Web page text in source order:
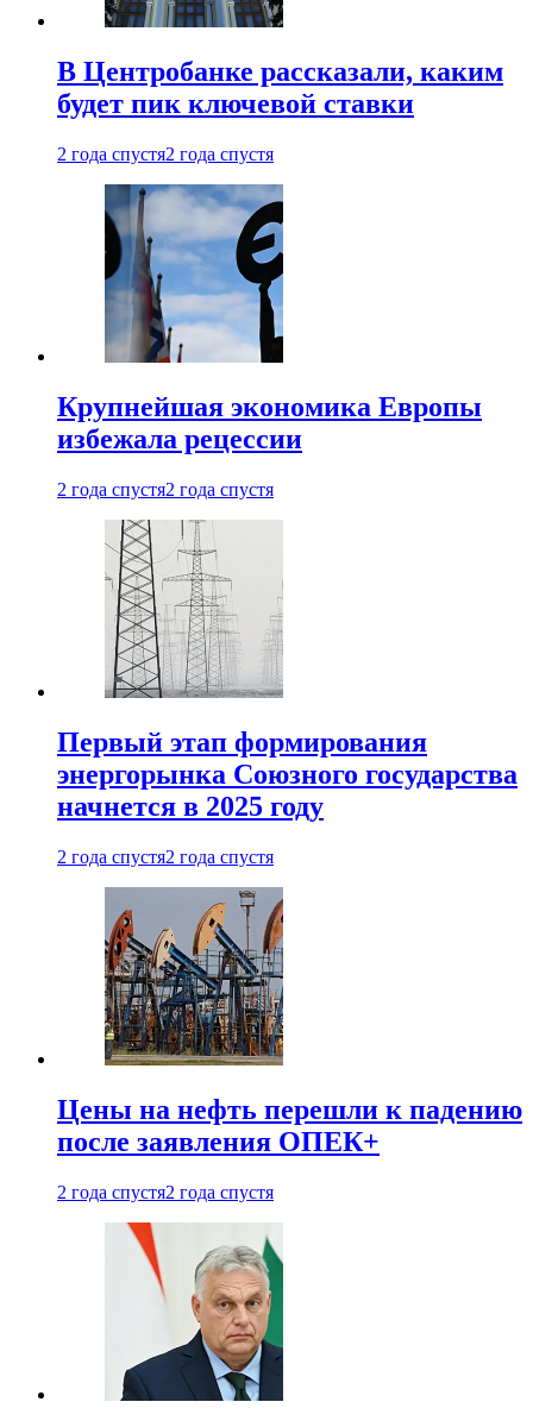
В Центробанке рассказали, каким
будет пик ключевой ставки
2 года спустя2 года спустя
Крупнейшая экономика Европы
избежала рецессии
2 года спустя2 года спустя
Первый этап формирования
энергорынка Союзного государства
начнется в 2025 году
2 года спустя2 года спустя
Цены на нефть перешли к падению
после заявления ОПЕК+
2 года спустя2 года спустя